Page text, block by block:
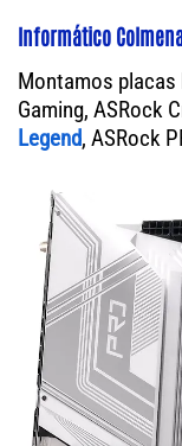
Informático
Montamos placas
Gaming, ASRock
Legend, ASRock